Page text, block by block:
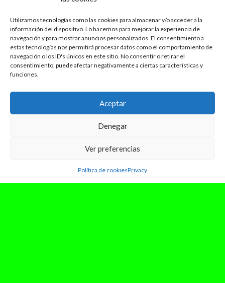
Utilizamos tecnologías como las cookies para almacenar y/o acceder a la
información del dispositivo. Lo hacemos para mejorar la experiencia de
navegación y para mostrar anuncios personalizados. El consentimiento a
estas tecnologías nos permitirá procesar datos como el comportamiento de
navegación o los ID's únicos en este sitio. No consentir o retirar el
consentimiento, puede afectar negativamente a ciertas características y
funciones.
Aceptar
Denegar
Ver preferencias
Política de cookiesPrivacy